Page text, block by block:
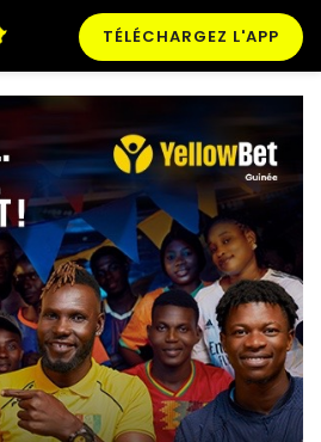
TÉLÉCHARGEZ L'APP